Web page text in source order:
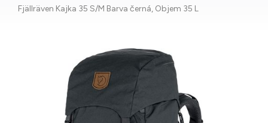
Fjällräven Kajka 35 S/M Barva černá, Objem 35 L